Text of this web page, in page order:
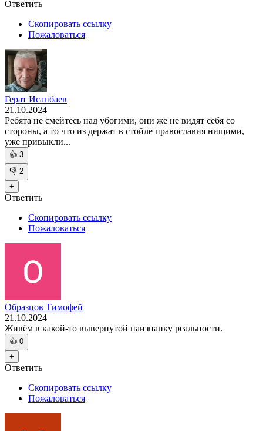
Ответить
Скопировать ссылку
Пожаловаться
Герат Исанбаев
21.10.2024
Ребята не смейтесь над убогими, они же не видят себя со
стороны, а то что из держат в стойле православия нищими,
уже привыкли...
👍 3
👎 2
+
Ответить
Скопировать ссылку
Пожаловаться
Образцов Тимофей
21.10.2024
Живëм в какой-то вывернутой наизнанку реальности.
👍 0
+
Ответить
Скопировать ссылку
Пожаловаться